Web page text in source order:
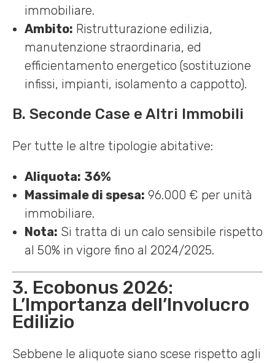
immobiliare.
Ambito: Ristrutturazione edilizia,
manutenzione straordinaria, ed
efficientamento energetico (sostituzione
infissi, impianti, isolamento a cappotto).
B. Seconde Case e Altri Immobili
Per tutte le altre tipologie abitative:
Aliquota: 36%
Massimale di spesa: 96.000 € per unità
immobiliare.
Nota: Si tratta di un calo sensibile rispetto
al 50% in vigore fino al 2024/2025.
3. Ecobonus 2026:
L’Importanza dell’Involucro
Edilizio
Sebbene le aliquote siano scese rispetto agli